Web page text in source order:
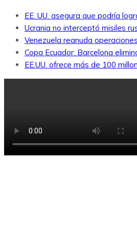
EE. UU. asegura que podría
Ucrania no interceptó misiles
Venezuela reanuda
Copa Ecuador: Barcelona
EE.UU. ofrece más de 100